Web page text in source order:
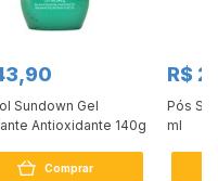
Sundown Gel
Antioxidante 140g
Comprar
R$
Pós
ml